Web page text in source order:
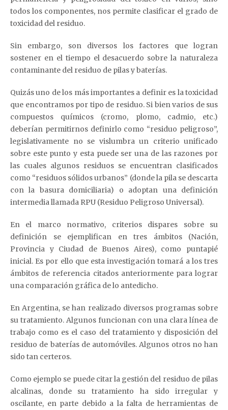
todos los componentes, nos permite clasificar el grado de
toxicidad del residuo.
Sin embargo, son diversos los factores que logran
sostener en el tiempo el desacuerdo sobre la naturaleza
contaminante del residuo de pilas y baterías.
Quizás uno de los más importantes a definir es la toxicidad
que encontramos por tipo de residuo. Si bien varios de sus
compuestos químicos (cromo, plomo, cadmio, etc.)
deberían permitirnos definirlo como “residuo peligroso”,
legislativamente no se vislumbra un criterio unificado
sobre este punto y esta puede ser una de las razones por
las cuales algunos residuos se encuentran clasificados
como “residuos sólidos urbanos” (donde la pila se descarta
con la basura domiciliaria) o adoptan una definición
intermedia llamada RPU (Residuo Peligroso Universal).
En el marco normativo, criterios dispares sobre su
definición se ejemplifican en tres ámbitos (Nación,
Provincia y Ciudad de Buenos Aires), como puntapié
inicial. Es por ello que esta investigación tomará a los tres
ámbitos de referencia citados anteriormente para lograr
una comparación gráfica de lo antedicho.
En Argentina, se han realizado diversos programas sobre
su tratamiento. Algunos funcionan con una clara línea de
trabajo como es el caso del tratamiento y disposición del
residuo de baterías de automóviles. Algunos otros no han
sido tan certeros.
Como ejemplo se puede citar la gestión del residuo de pilas
alcalinas, donde su tratamiento ha sido irregular y
oscilante, en parte debido a la falta de herramientas de